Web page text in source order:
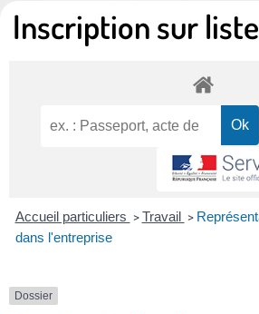
Inscription sur
Accueil particuliers > Travail >
dans l'entreprise
Dossier